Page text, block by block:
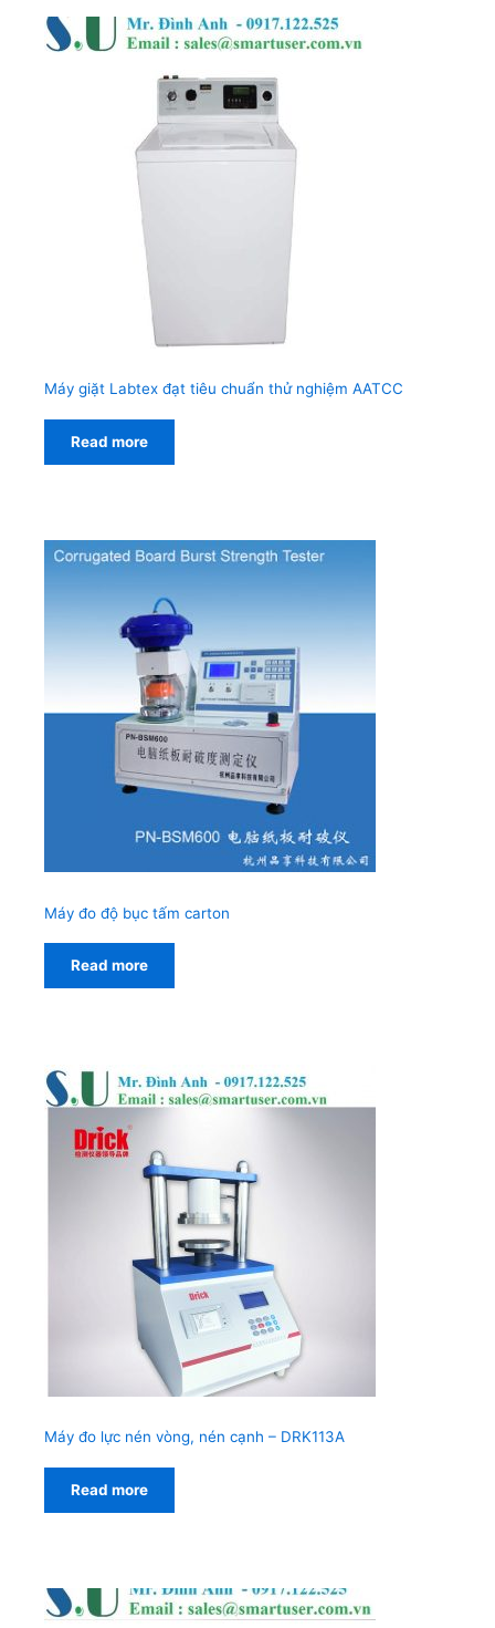
Máy giặt Labtex đạt tiêu chuẩn thử nghiệm AATCC
Read more
Máy đo độ bục tấm carton
Read more
Máy đo lực nén vòng, nén cạnh – DRK113A
Read more